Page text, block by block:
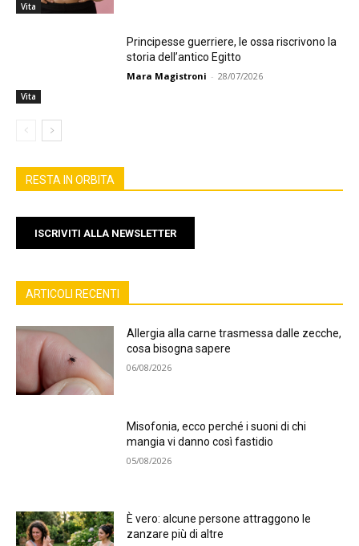
Vita
Vita
Principesse guerriere, le ossa riscrivono la
storia dell’antico Egitto
Mara Magistroni - 28/07/2026
RESTA IN ORBITA
ISCRIVITI ALLA NEWSLETTER
ARTICOLI RECENTI
Allergia alla carne trasmessa dalle zecche,
cosa bisogna sapere
06/08/2026
Misofonia, ecco perché i suoni di chi
mangia vi danno così fastidio
05/08/2026
È vero: alcune persone attraggono le
zanzare più di altre